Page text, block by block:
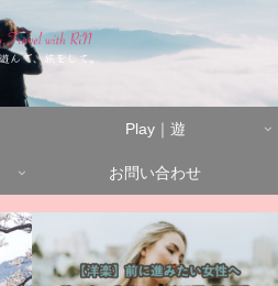
Play｜遊
お問い合わせ